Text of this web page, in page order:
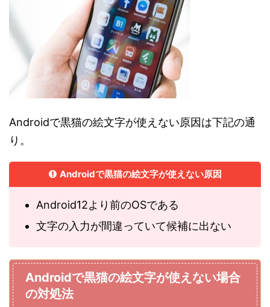
Androidで黒猫の絵文字が使えない原因は下記の通
り。
Androidで黒猫の絵文字が使えない原因
Android12より前のOSである
文字の入力が間違っていて候補に出ない
Androidで黒猫の絵文字が使えない場合
の対処法